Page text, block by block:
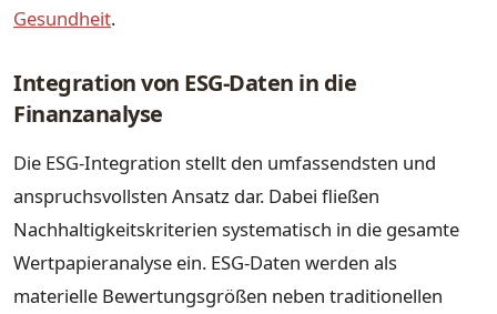
Gesundheit.
Integration von ESG-Daten in die
Finanzanalyse
Die ESG-Integration stellt den umfassendsten und
anspruchsvollsten Ansatz dar. Dabei fließen
Nachhaltigkeitskriterien systematisch in die gesamte
Wertpapieranalyse ein. ESG-Daten werden als
materielle Bewertungsgrößen neben traditionellen